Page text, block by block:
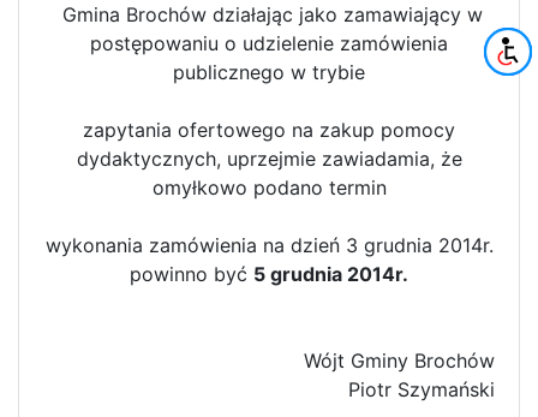
Gmina Brochów działając jako zamawiający w
postępowaniu o udzielenie zamówienia
publicznego w trybie
zapytania ofertowego na zakup pomocy
dydaktycznych, uprzejmie zawiadamia, że
omyłkowo podano termin
wykonania zamówienia na dzień 3 grudnia 2014r.
powinno być 5 grudnia 2014r.
Wójt Gminy Brochów
Piotr Szymański